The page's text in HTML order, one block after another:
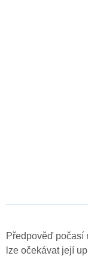
Předpověď počasí
lze očekávat její